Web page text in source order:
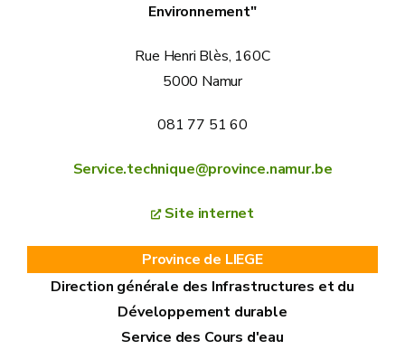
Environnement"
Rue Henri Blès, 160C
5000 Namur
081 77 51 60
Service.technique@province.namur.be
Site internet
Province de LIEGE
Direction générale des Infrastructures et du
Développement durable
Service des Cours d'eau